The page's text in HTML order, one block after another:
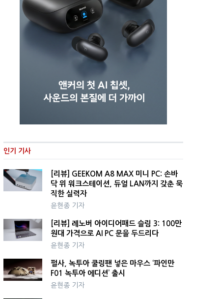
인기 기사
[리뷰] GEEKOM A8 MAX 미니 PC: 손바
닥 위 워크스테이션, 듀얼 LAN까지 갖춘 묵
직한 실력자
윤현종 기자
[리뷰] 레노버 아이디어패드 슬림 3: 100만
원대 가격으로 AI PC 문을 두드리다
윤현종 기자
펄사, 녹투아 쿨링팬 넣은 마우스 ‘파인만
F01 녹투아 에디션’ 출시
윤현종 기자